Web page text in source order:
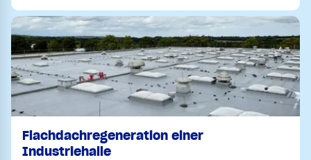
Flachdachregeneration einer
Industriehalle